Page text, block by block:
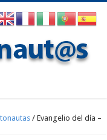
/ Evangelio del día –